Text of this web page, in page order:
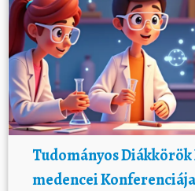
Tudományos
medencei